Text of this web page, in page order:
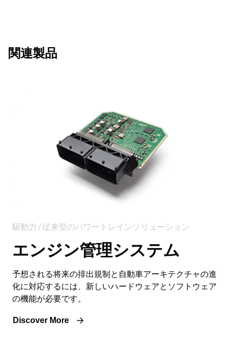
関連製品
駆動力 / 従来型のパワートレインソリューション
エンジン管理システム
予想される将来の排出規制と自動車アーキテクチャの進
化に対応するには、新しいハードウェアとソフトウェア
の機能が必要です。
Discover More